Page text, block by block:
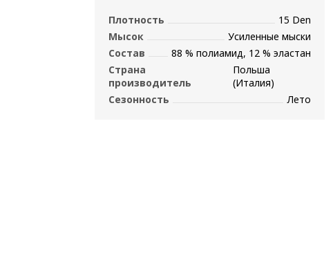
Плотность
15 Den
Мысок
Усиленные мыски
Состав
88 % полиамид, 12 % эластан
Страна
производитель
Польша
(Италия)
Сезонность
Лето